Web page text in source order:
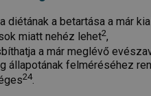
diétának a betartása a már
miatt nehéz lehet2,
a már meglévő
állapotának felméréséhez
24.